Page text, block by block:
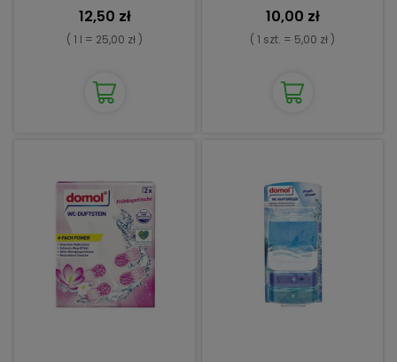
12,50 zł
( 1 l = 25,00 zł )
10,00 zł
( 1 szt. = 5,00 zł )